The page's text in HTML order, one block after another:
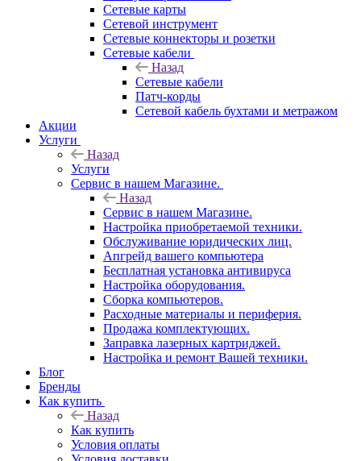
Сетевые карты
Сетевой инструмент
Сетевые коннекторы и розетки
Сетевые кабели
Назад
Сетевые кабели
Патч-корды
Сетевой кабель бухтами и метражом
Акции
Услуги
Назад
Услуги
Сервис в нашем Магазине.
Назад
Сервис в нашем Магазине.
Настройка приобретаемой техники.
Обслуживание юридических лиц.
Апгрейд вашего компьютера
Бесплатная установка антивируса
Настройка оборудования.
Сборка компьютеров.
Расходные материалы и периферия.
Продажа комплектующих.
Заправка лазерных картриджей.
Настройка и ремонт Вашей техники.
Блог
Бренды
Как купить
Назад
Как купить
Условия оплаты